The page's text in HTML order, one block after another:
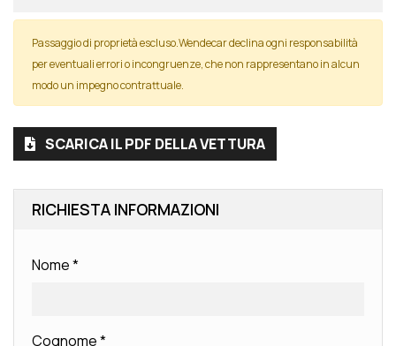
Passaggio di proprietà escluso.Wendecar declina ogni responsabilità
per eventuali errori o incongruenze, che non rappresentano in alcun
modo un impegno contrattuale.
SCARICA IL PDF DELLA VETTURA
RICHIESTA INFORMAZIONI
Nome*
Cognome*